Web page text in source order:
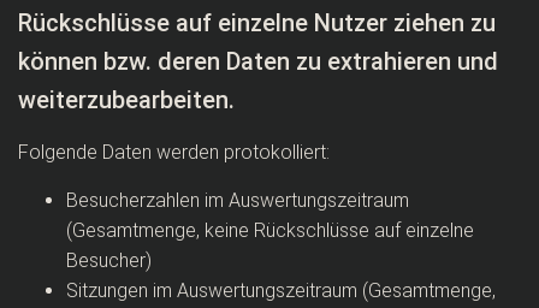
Rückschlüsse auf einzelne Nutzer ziehen zu
können bzw. deren Daten zu extrahieren und
weiterzubearbeiten.
Folgende Daten werden protokolliert:
Besucherzahlen im Auswertungszeitraum
(Gesamtmenge, keine Rückschlüsse auf einzelne
Besucher)
Sitzungen im Auswertungszeitraum (Gesamtmenge,